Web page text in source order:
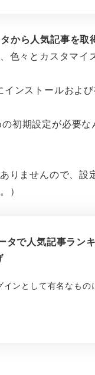
から人気記事を取
色々とカスタマイ
ンストールおよび
初期設定が必要
りませんので、
）
で人気記事ラン
ンとして有名なもの